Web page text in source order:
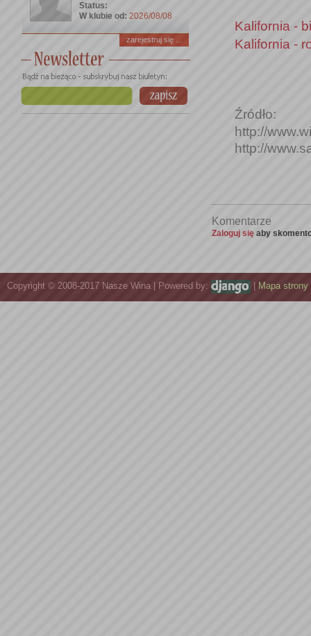
Status:
W klubie od: 2026/08/08
zarejestruj się ...
Kalifornia -
Kalifornia -
Źródło:
http://
http://
Komentarze
Zaloguj się aby
Copyright © 2008-2017 Nasze Wina | Powered by: Mapa strony